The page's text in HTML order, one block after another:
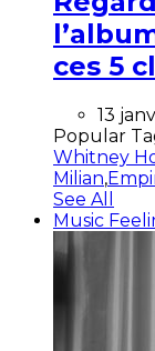
ces 5
13
Popular
Whitney
Milian,
See All
Music